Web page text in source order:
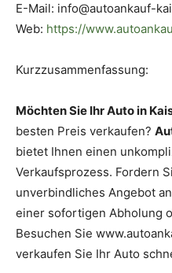
E-Mail: info@autoankauf-
Web: https://
Kurzzusammenfassung:
Möchten Sie Ihr Auto in
besten Preis verkaufen?
bietet Ihnen einen
Verkaufsprozess. Fordern
unverbindliches Angebot
einer sofortigen Abholung
Besuchen Sie
verkaufen Sie Ihr Auto